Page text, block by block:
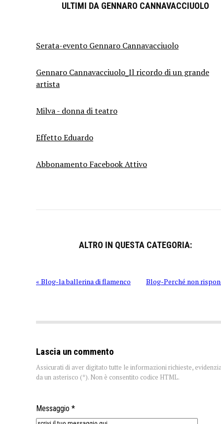
ULTIMI DA GENNARO CANNAVACCIUOLO
Serata-evento Gennaro Cannavacciuolo
Gennaro Cannavacciuolo_Il ricordo di un grande
artista
Milva - donna di teatro
Effetto Eduardo
Abbonamento Facebook Attivo
ALTRO IN QUESTA CATEGORIA:
« Blog-la ballerina di flamenco Blog-Perché non
Lascia un commento
Assicurati di aver digitato tutte le informazioni richieste,
da un asterisco (*). Non è consentito codice HTML.
Messaggio *